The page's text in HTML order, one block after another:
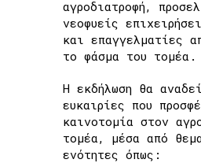
αγροδιατροφή,
νεοφυείς
και επαγγελματίες
το φάσμα του τομέα.
Η εκδήλωση θα
ευκαιρίες που
καινοτομία στον
τομέα, μέσα από
ενότητες όπως: